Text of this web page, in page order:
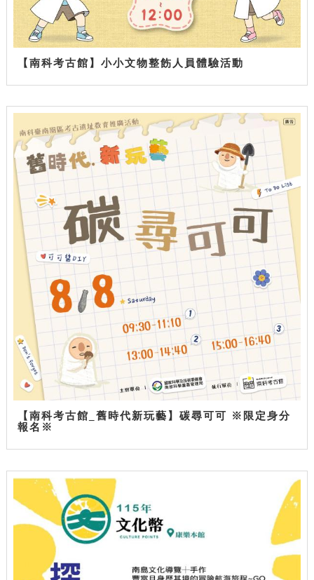
【南科考古館】小小文物整飭人員體驗活動
【南科考古館_舊時代新玩藝】碳尋可可 ※限定身分
報名※